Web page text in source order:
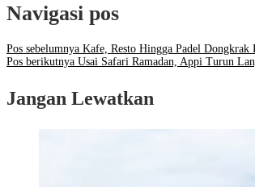
Navigasi pos
Pos sebelumnya Kafe, Resto Hingga Padel Dongkrak
Pos berikutnya Usai Safari Ramadan, Appi Turun
Jangan Lewatkan